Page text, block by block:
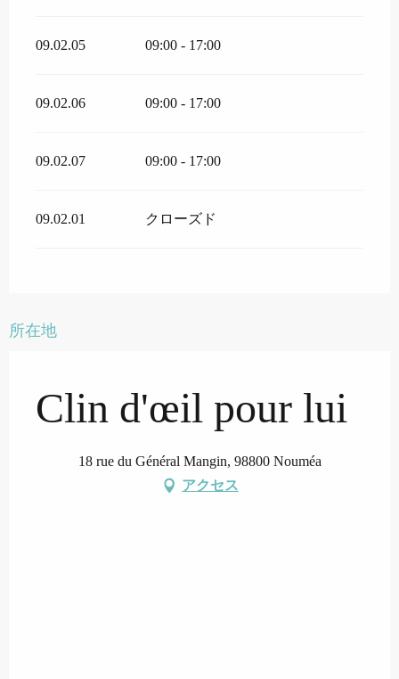
09.02.05 09:00 - 17:00
09.02.06 09:00 - 17:00
09.02.07 09:00 - 17:00
09.02.01 クローズド
所在地
Clin d'œil pour lui
18 rue du Général Mangin, 98800 Nouméa
アクセス